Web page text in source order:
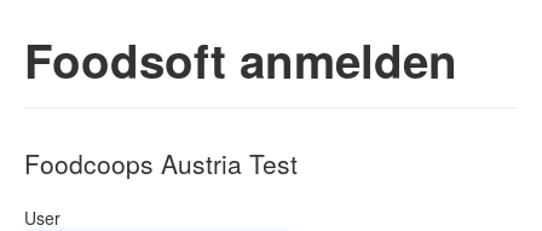
Foodsoft anmelden
Foodcoops Austria Test
User